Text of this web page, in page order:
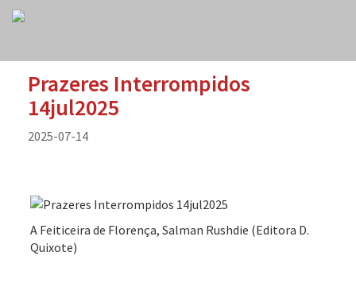
Prazeres Interrompidos
14jul2025
2025-07-14
A Feiticeira de Florença, Salman Rushdie (Editora D.
Quixote)